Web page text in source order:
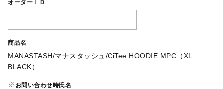
オーダーＩＤ
商品名
MANASTASH/マナスタッシュ/CiTee HOODIE MPC（XL
BLACK）
お問い合わせ時氏名